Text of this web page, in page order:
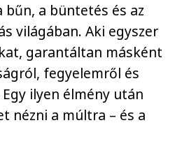
bűn, a büntetés és az
világában. Aki egyszer
garantáltan másként
fegyelemről és
ilyen élmény után
nézni a múltra – és a